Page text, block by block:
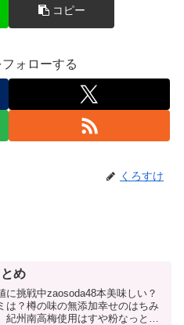
コピー
ォローする
くろすけ
め
に挑戦中zaosoda48本美味しい？
は？樽の味の無添加幸せのはちみ
州南高梅使用はすや粉なっとう